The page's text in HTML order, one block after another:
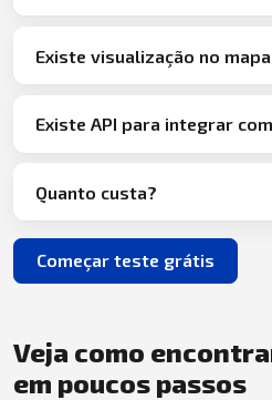
Existe visualização no
Existe API para integrar
Quanto custa?
Começar teste grátis
Veja como
em poucos passos